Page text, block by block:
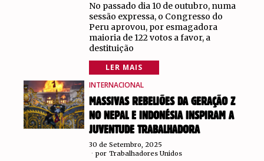
No passado dia 10 de outubro, numa
sessão expressa, o Congresso do
Peru aprovou, por esmagadora
maioria de 122 votos a favor, a
destituição
LER MAIS
INTERNACIONAL
MASSIVAS REBELIÕES DA GERAÇÃO Z
NO NEPAL E INDONÉSIA INSPIRAM A
JUVENTUDE TRABALHADORA
30 de Setembro, 2025
por Trabalhadores Unidos